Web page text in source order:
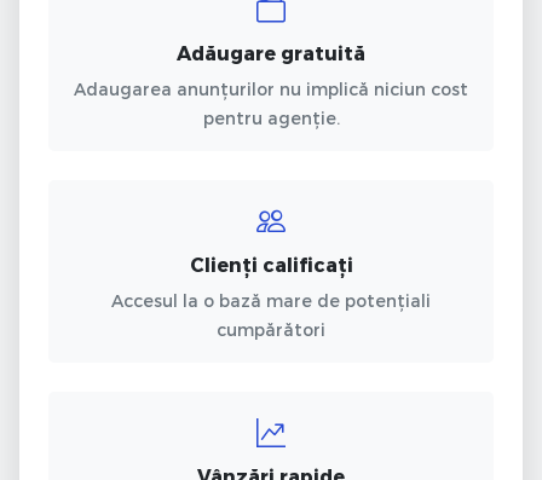
Adăugare gratuită
Adaugarea anunțurilor nu implică niciun cost
pentru agenție.
Clienți calificați
Accesul la o bază mare de potențiali
cumpărători
Vânzări rapide